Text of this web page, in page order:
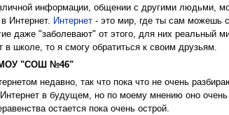
информации, общении с другими людьми,
Интернет.
Интернет- это мир, где ты сам можешь
даже "заболевают" от этого, для них реальный
школе, то я смогу обратиться к своим друзьям.
МОУ "СОШ №46"
недавно, так что пока что не очень
в будущем, но по моему мнению оно
остается пока очень острой.